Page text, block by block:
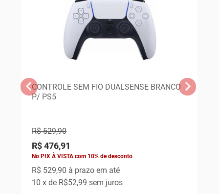
CONTROLE SEM FIO DUALSENSE BRANCO
P/ PS5
R$ 529,90
R$ 476,91
No PIX À VISTA com 10% de desconto
R$ 529,90 à prazo em até
10 x de R$52,99 sem juros